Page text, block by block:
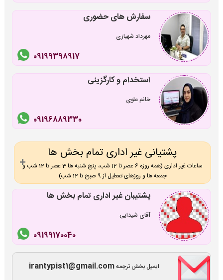
سفارش های حضوری
مهرداد شهبازی
09199398917
استخدام و کارگزینی
خانم علوی
09196889330
پشتیانی غیر اداری تمام بخش ها
ساعات غیر اداری (همه روزه 6 عصر تا 12 شب، پنج شنبه ها 3 عصر تا 12 شب و
جمعه ها و روزهای تعطیل از 9 صبح تا 12 شب)
پشتیبان غیر اداری تمام بخش ها
آقای شیدایی
09199170040
ایمیل بخش ترجمهirantypist1@gmail.com